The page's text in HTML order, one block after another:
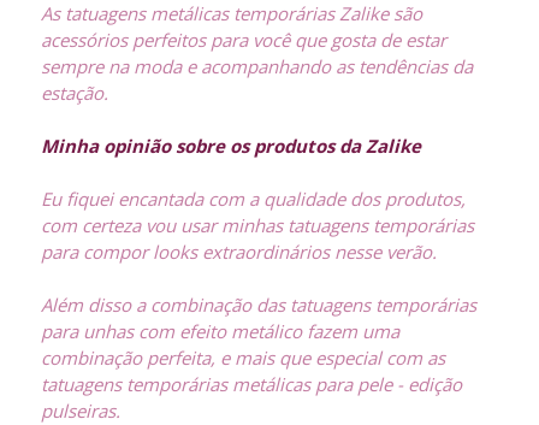
As tatuagens metálicas temporárias Zalike são
acessórios perfeitos para você que gosta de estar
sempre na moda e acompanhando as tendências da
estação.
Minha opinião sobre os produtos da Zalike
Eu fiquei encantada com a qualidade dos produtos,
com certeza vou usar minhas tatuagens temporárias
para compor looks extraordinários nesse verão.
Além disso a combinação das tatuagens temporárias
para unhas com efeito metálico fazem uma
combinação perfeita, e mais que especial com as
tatuagens temporárias metálicas para pele - edição
pulseiras.